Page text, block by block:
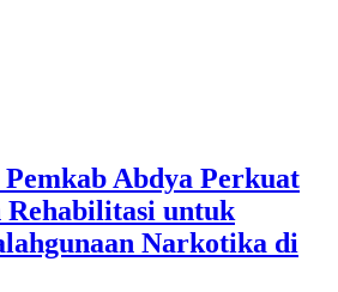
Abdya Perkuat
Rehabilitasi untuk
Narkotika di